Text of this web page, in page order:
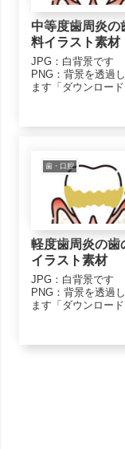
中等度歯周炎の
料イラスト素材
JPG：白背景
PNG：背景を透過
ます「ダウンロー
くださいモノクロ
中等度歯周炎-
ウンロード...
歯・口腔
軽度歯周炎の歯
イラスト素材
JPG：白背景
PNG：背景を透過
ます「ダウンロー
くださいモノクロ
歯周炎-monoPNG